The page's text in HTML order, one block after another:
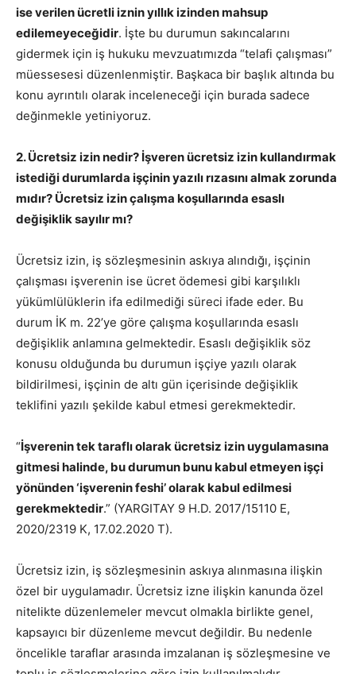
ise verilen ücretli iznin yıllık izinden mahsup
edilemeyeceğidir. İşte bu durumun sakıncalarını
gidermek için iş hukuku mevzuatımızda “telafi çalışması”
müessesesi düzenlenmiştir. Başkaca bir başlık altında bu
konu ayrıntılı olarak inceleneceği için burada sadece
değinmekle yetiniyoruz.
2. Ücretsiz izin nedir? İşveren ücretsiz izin kullandırmak
istediği durumlarda işçinin yazılı rızasını almak zorunda
mıdır? Ücretsiz izin çalışma koşullarında esaslı
değişiklik sayılır mı?
Ücretsiz izin, iş sözleşmesinin askıya alındığı, işçinin
çalışması işverenin ise ücret ödemesi gibi karşılıklı
yükümlülüklerin ifa edilmediği süreci ifade eder. Bu
durum İK m. 22’ye göre çalışma koşullarında esaslı
değişiklik anlamına gelmektedir. Esaslı değişiklik söz
konusu olduğunda bu durumun işçiye yazılı olarak
bildirilmesi, işçinin de altı gün içerisinde değişiklik
teklifini yazılı şekilde kabul etmesi gerekmektedir.
“İşverenin tek taraflı olarak ücretsiz izin uygulamasına
gitmesi halinde, bu durumun bunu kabul etmeyen işçi
yönünden ‘işverenin feshi’ olarak kabul edilmesi
gerekmektedir.” (YARGITAY 9 H.D. 2017/15110 E,
2020/2319 K, 17.02.2020 T).
Ücretsiz izin, iş sözleşmesinin askıya alınmasına ilişkin
özel bir uygulamadır. Ücretsiz izne ilişkin kanunda özel
nitelikte düzenlemeler mevcut olmakla birlikte genel,
kapsayıcı bir düzenleme mevcut değildir. Bu nedenle
öncelikle taraflar arasında imzalanan iş sözleşmesine ve